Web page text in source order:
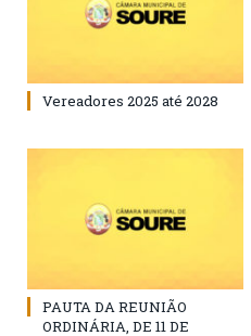
Vereadores 2025 até 2028
PAUTA DA REUNIÃO
ORDINÁRIA, DE 11 DE